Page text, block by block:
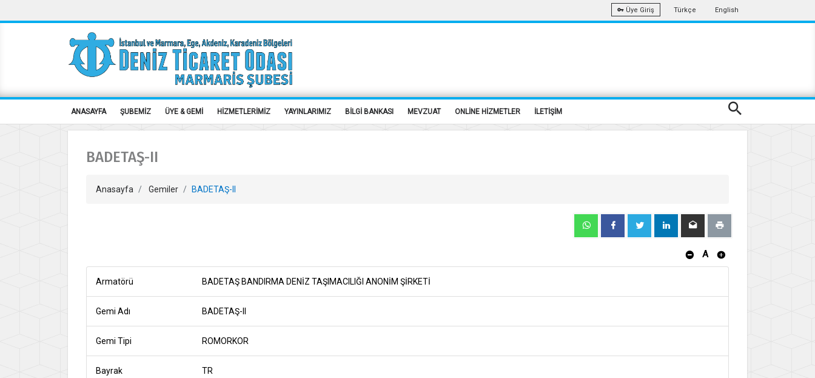
Üye Giriş Türkçe English
ANASAYFA ŞUBEMİZ ÜYE & GEMİ HİZMETLERİMİZ YAYINLARIMIZ BİLGİ BANKASI MEVZUAT ONLİNE HİZMETLER İLETİŞİM
BADETAŞ-II
Anasayfa Gemiler BADETAŞ-II
A
Armatörü BADETAŞ BANDIRMA DENİZ TAŞIMACILIĞI ANONİM ŞİRKETİ
Gemi Adı BADETAŞ-II
Gemi Tipi ROMORKOR
Bayrak TR